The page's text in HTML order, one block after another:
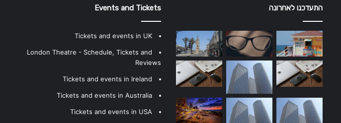
התעדכנו לאחרונה Events and Tickets
Tickets and events in UK
London Theatre - Schedule, Tickets and
Reviews
Tickets and events in Ireland
Tickets and events in Australia
Tickets and events in USA